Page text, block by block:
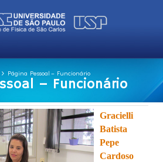
Página Pessoal – Funcionário
– Funcionário
Gracielli
Batista
Pepe
Cardoso